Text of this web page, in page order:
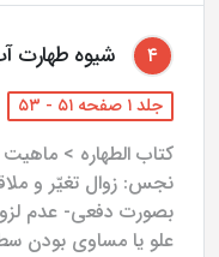
۴ شیوه
جلد ۱ صفحه ۵۱ - ۵۳
کتاب الطهاره >
نجس: زوال تغیّر و
بصورت دفعی- عدم
علو یا مساوی